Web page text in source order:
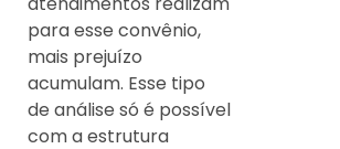
para esse convênio,
mais prejuízo
acumulam. Esse tipo
de análise só é possível
com a estrutura